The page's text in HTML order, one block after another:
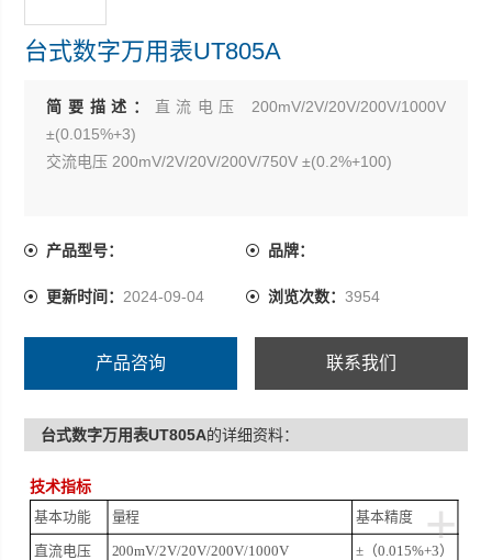
台式数字万用表UT805A
简要描述： 直流电压 200mV/2V/20V/200V/1000V
±(0.015%+3)
交流电压 200mV/2V/20V/200V/750V ±(0.2%+100)
产品型号： 品牌：
更新时间： 2024-09-04 浏览次数： 3954
产品咨询 联系我们
台式数字万用表UT805A的详细资料：
技术指标
+
基本功能 量程 基本精度
直流电压 200mV/2V/20V/200V/1000V ±（0.015%+3）